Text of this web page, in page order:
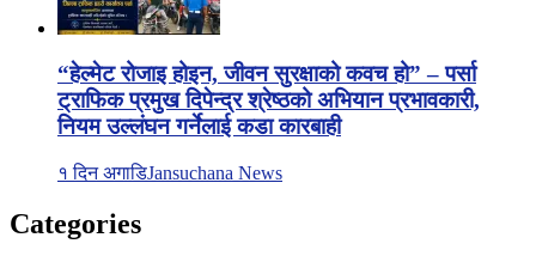
“हेल्मेट रोजाइ होइन, जीवन सुरक्षाको कवच हो” – पर्सा
ट्राफिक प्रमुख दिपेन्द्र श्रेष्ठको अभियान प्रभावकारी,
नियम उल्लंघन गर्नेलाई कडा कारबाही
१ दिन अगाडिJansuchana News
Categories